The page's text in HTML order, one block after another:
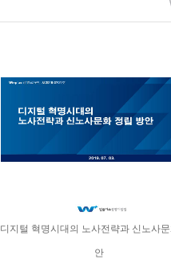
디지털 혁명시대의 노사전략과 신노사
안